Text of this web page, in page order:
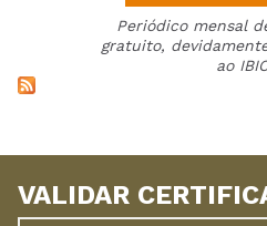
Periódico mensal
gratuito,
ao
VALIDAR